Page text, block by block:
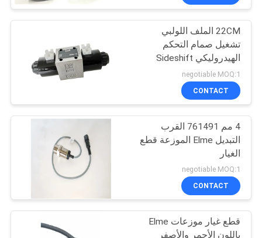
مراقبة
الجودة
اتصل
اطلب
اقتباس
خريطة
الموقع
Linde Reach Stacker
أجزاء
27
قطع غيار
Konecranes
97
22CM الملف اللولبي
تشغيل صمام التحكم
الهيدروليكي Sideshift
اسطوانة
negotiable MOQ:1
CONTACT
4 مم 761491 القرب
التبديل Elme الموزعة قطع
الغيار
negotiable MOQ:1
CONTACT
قطع غيار موزعات Elme
باللون الأحمر والأصفر